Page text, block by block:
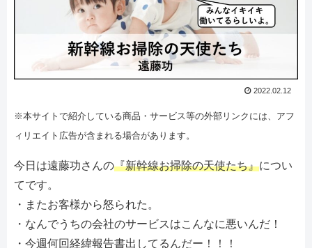
2022.02.12
※本サイトで紹介している商品・サービス等の外部リンクには、アフ
ィリエイト広告が含まれる場合があります。
今日は遠藤功さんの『新幹線お掃除の天使たち』につい
てです。
・またお客様から怒られた。
・なんでうちの会社のサービスはこんなに悪いんだ！
・今週何回経緯報告書出してるんだー！！！